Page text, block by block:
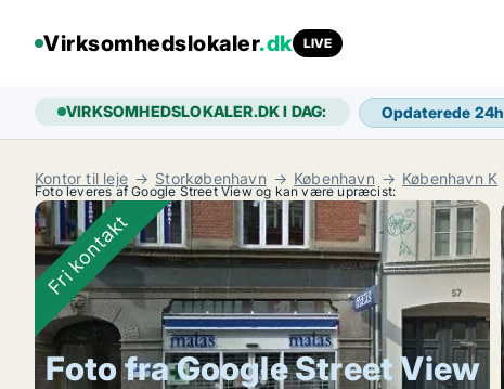
Virksomhedslokaler.dk LIVE
VIRKSOMHEDSLOKALER.DK I DAG: Opdaterede 24h
Kontor til leje Storkøbenhavn København København K
Foto leveres af Google Street View og kan være upræcist:
Foto fra Google Street View
Fri kontakt